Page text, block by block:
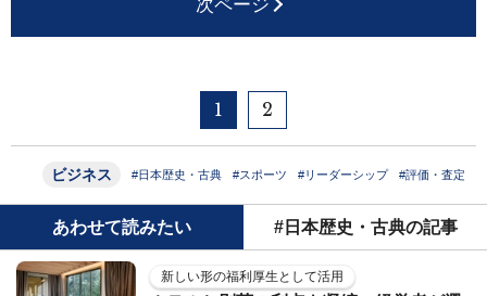
次ページ
1 2
ビジネス #日本歴史・古典 #スポーツ #リーダーシップ #評価・査定
あわせて読みたい #日本歴史・古典の記事
新しい形の福利厚生として活用